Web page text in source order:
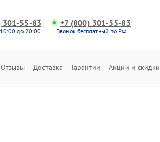
301-55-83
до 20:00
+7 (800) 301-55-83
Звонок бесплатный по РФ
Отзывы Доставка Гарантии Акции и скидки